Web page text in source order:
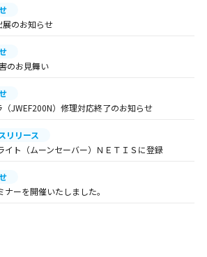
展のお知らせ
のお見舞い
JWEF200N）修理対応終了のお知らせ
リリース
イト（ムーンセーバー）ＮＥＴＩＳに登録
ーを開催いたしました。